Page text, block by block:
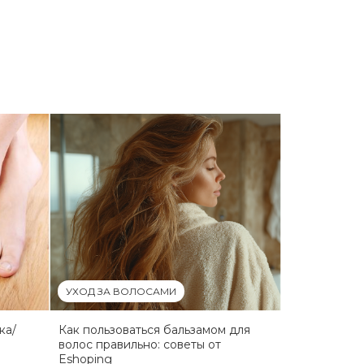
УХОД ЗА ВОЛОСАМИ
Как пользоваться бальзамом для
волос правильно: советы от
Eshoping